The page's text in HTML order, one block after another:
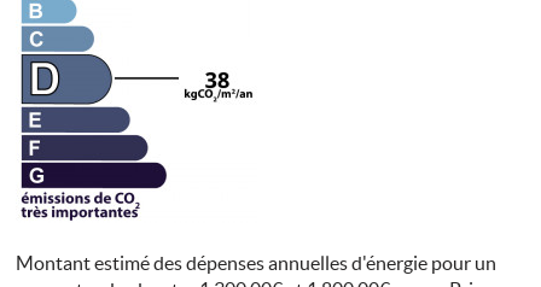
Montant estimé des dépenses annuelles d'énergie pour un